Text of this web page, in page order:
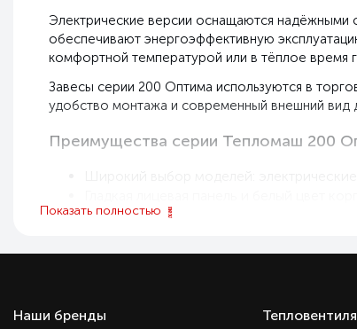
Электрические версии оснащаются
обеспечивают энергоэффективную
комфортной температурой или в тёплое время
Завесы серии 200 Оптима используются в
удобство монтажа и современный внешний вид
Преимущества серии Тепломаш 200
Горизонтальный и вертикальный монтаж
Прочный корпус с антикоррозионной
Подходит для объектов с разной
Показать полностью
Наши бренды